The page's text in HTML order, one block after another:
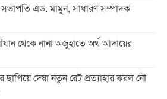
সভাপতি এড. মামুন, সাধারণ সম্পাদক
থেকে নানা অজুহাতে অর্থ আদায়ের
দেয়া নতুন রেট প্রত্যাহার করল নৌ